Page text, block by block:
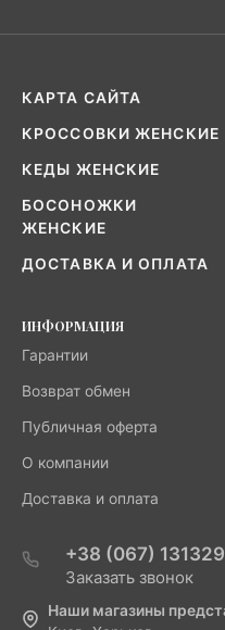
КАРТА САЙТА
КРОССОВКИ ЖЕНСКИЕ
КЕДЫ ЖЕНСКИЕ
БОСОНОЖКИ
ЖЕНСКИЕ
ДОСТАВКА И ОПЛАТА
ИНФОРМАЦИЯ
Гарантии
Возврат обмен
Публичная оферта
О компании
Доставка и оплата
+38 (067)
Заказать звонок
Наши магазины